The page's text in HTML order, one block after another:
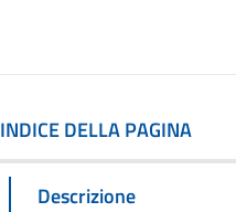
INDICE DELLA PAGINA
Descrizione